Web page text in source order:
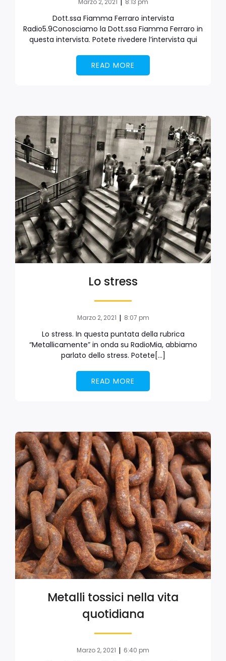
Marzo 2, 2021 8:13 pm
Dott.ssa Fiamma Ferraro intervista
Radio5.9Conosciamo la Dott.ssa Fiamma Ferraro in
questa intervista. Potete rivedere l’intervista qui
READ MORE
Lo stress
Marzo 2, 2021 | 8:07 pm
Lo stress. In questa puntata della rubrica
“Metallicamente” in onda su RadioMia, abbiamo
parlato dello stress. Potete[…]
READ MORE
Metalli tossici nella vita
quotidiana
Marzo 2, 2021 | 6:40 pm